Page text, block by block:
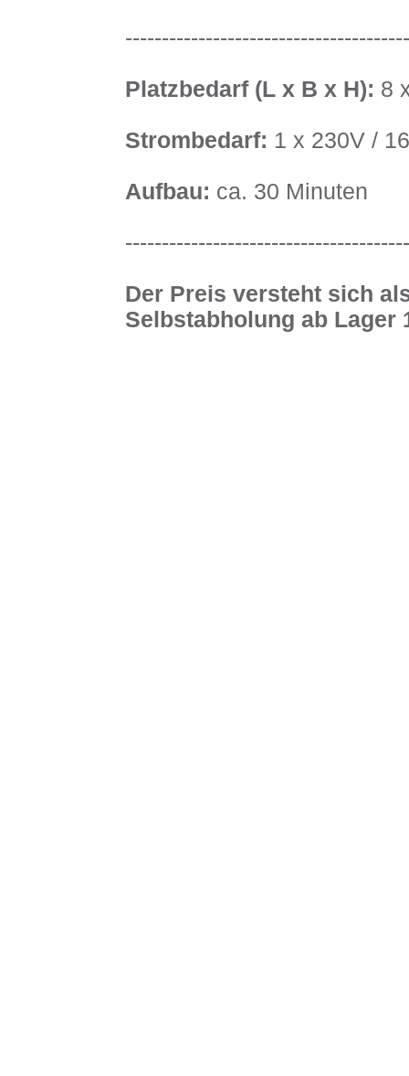
Platzbedarf (L x B x H): 8
Strombedarf: 1 x 230V /
Aufbau: ca. 30 Minuten
Der Preis versteht sich
Selbstabholung ab Lager